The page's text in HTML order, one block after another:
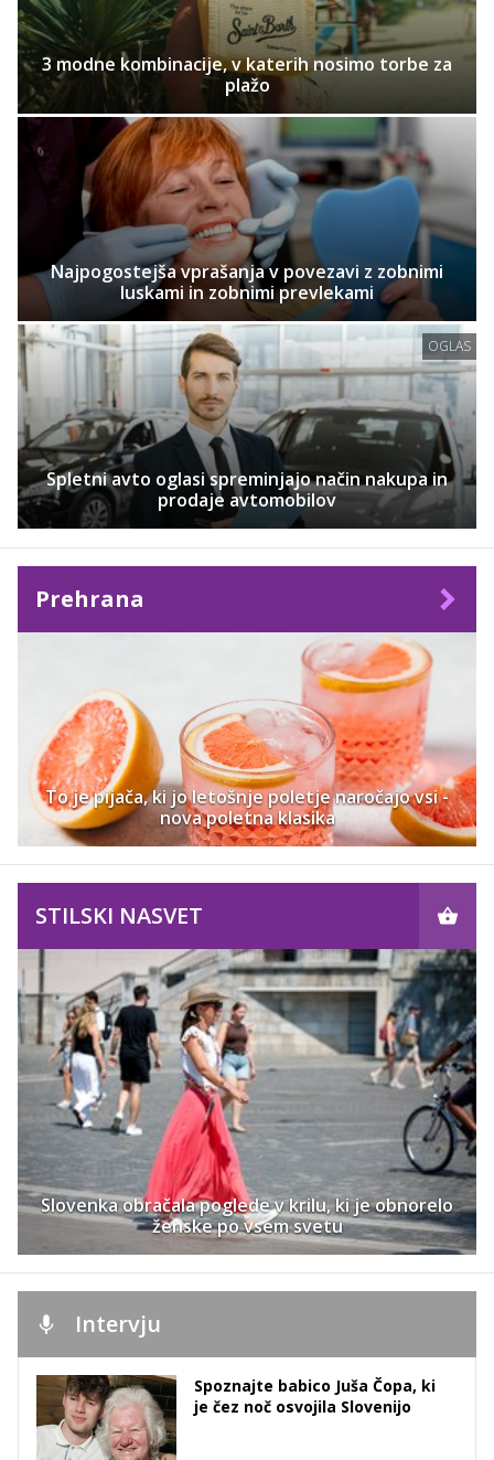
3 modne kombinacije, v katerih nosimo torbe za
plažo
Najpogostejša vprašanja v povezavi z zobnimi
luskami in zobnimi prevlekami
OGLAS
Spletni avto oglasi spreminjajo način nakupa in
prodaje avtomobilov
Prehrana
To je pijača, ki jo letošnje poletje naročajo vsi -
nova poletna klasika
STILSKI NASVET
Slovenka obračala poglede v krilu, ki je obnorelo
ženske po vsem svetu
Intervju
Spoznajte babico Juša Čopa, ki
je čez noč osvojila Slovenijo